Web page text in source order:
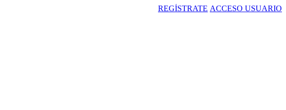
REGÍSTRATE ACCESO USUARIO